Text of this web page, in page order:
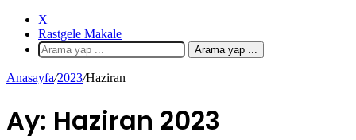
X
Rastgele Makale
Arama yap ...
Anasayfa/2023/Haziran
Ay: Haziran 2023